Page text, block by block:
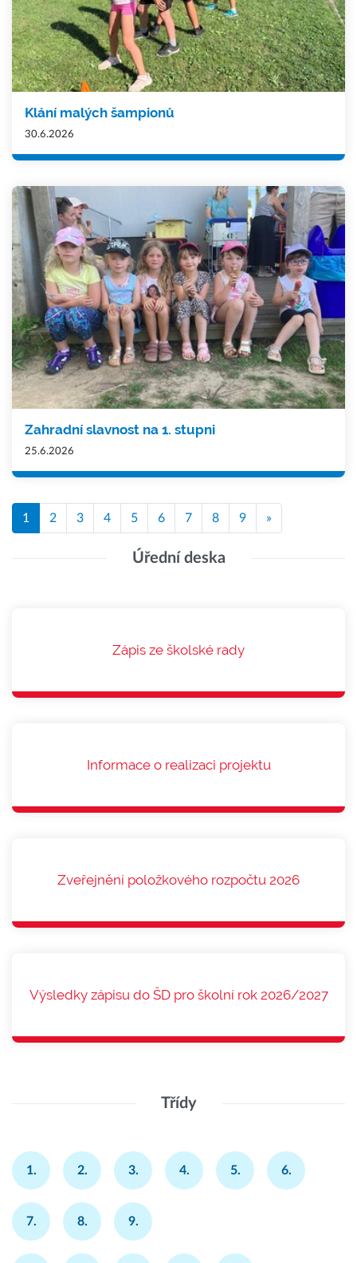
Klání malých šampionů
30.6.2026
Zahradní slavnost na 1. stupni
25.6.2026
1 2 3 4 5 6 7 8 9 »
Úřední deska
Zápis ze školské rady
Informace o realizaci projektu
Zveřejnění položkového rozpočtu 2026
Výsledky zápisu do ŠD pro školní rok 2026/2027
Třídy
1. 2. 3. 4. 5. 6.
7. 8. 9.